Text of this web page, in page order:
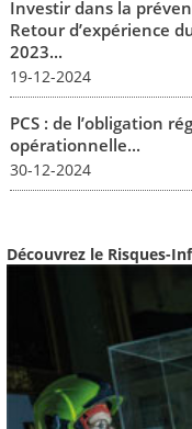
Investir dans la
Retour d’expérience
2023...
19-12-2024
PCS : de l’obligation
opérationnelle...
30-12-2024
Découvrez le Risques-